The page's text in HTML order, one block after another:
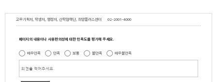
교무기획처, 학생처, 행정처, 산학협력단, 희망플러스센터 02-2001-4000
페이지의 내용이나 사용편의성에 대한 만족도를 평가해 주세요.
매우만족 만족 보통 불만족 매우불만족